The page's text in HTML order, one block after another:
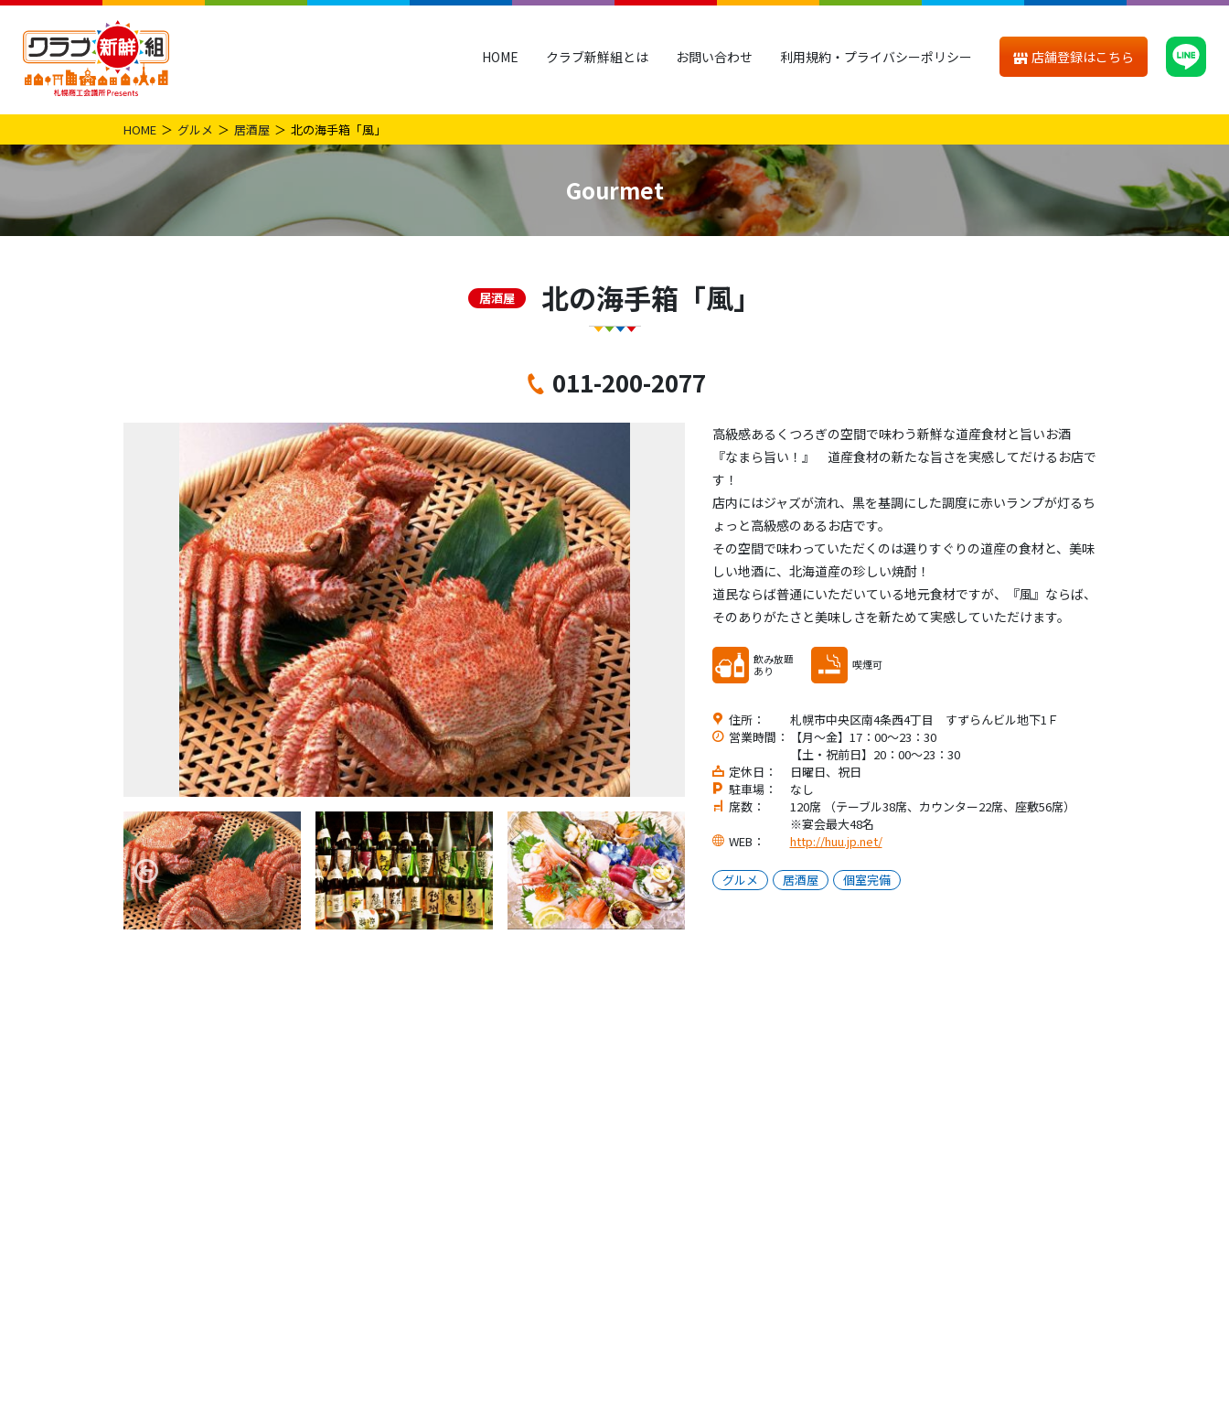
HOME クラブ新鮮組とは お問い合わせ 利用規約・プライバシーポリシー 店舗登録はこちら
HOME グルメ 居酒屋 北の海手箱「風」
Gourmet
居酒屋 北の海手箱「風」
011-200-2077
高級感あるくつろぎの空間で味わう新鮮な道産食材と旨いお酒
『なまら旨い！』 道産食材の新たな旨さを実感してだけるお店で
す！
店内にはジャズが流れ、黒を基調にした調度に赤いランプが灯るち
ょっと高級感のあるお店です。
その空間で味わっていただくのは選りすぐりの道産の食材と、美味
しい地酒に、北海道産の珍しい焼酎！
道民ならば普通にいただいている地元食材ですが、『風』ならば、
そのありがたさと美味しさを新ためて実感していただけます。
飲み放題
あり
喫煙可
住所：
札幌市中央区南4条西4丁目 すずらんビル地下1Ｆ
営業時間：
【月～金】17：00～23：30
【土・祝前日】20：00～23：30
定休日：
日曜日、祝日
駐車場：
なし
席数：
120席 （テーブル38席、カウンター22席、座敷56席）
※宴会最大48名
WEB：
http://huu.jp.net/
グルメ 居酒屋 個室完備